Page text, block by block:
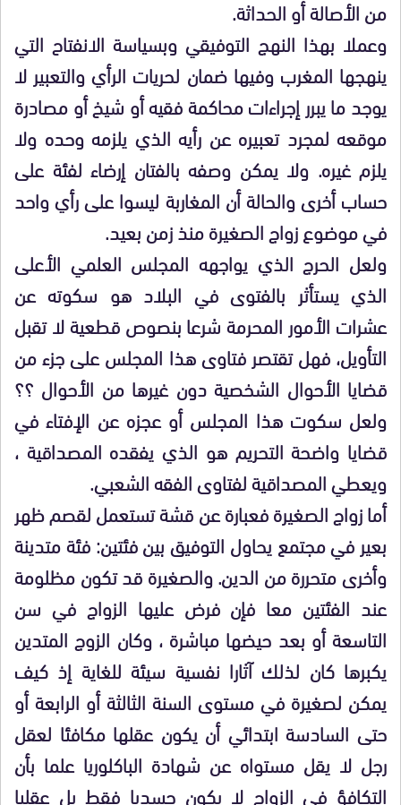
من الأصالة أو الحداثة.
وعملا بهذا النهج التوفيقي وبسياسة الانفتاح التي
ينهجها المغرب وفيها ضمان لحريات الرأي والتعبير لا
يوجد ما يبرر إجراءات محاكمة فقيه أو شيخ أو مصادرة
موقعه لمجرد تعبيره عن رأيه الذي يلزمه وحده ولا
يلزم غيره. ولا يمكن وصفه بالفتان إرضاء لفئة على
حساب أخرى والحالة أن المغاربة ليسوا على رأي واحد
في موضوع زواج الصغيرة منذ زمن بعيد.
ولعل الحرج الذي يواجهه المجلس العلمي الأعلى
الذي يستأثر بالفتوى في البلاد هو سكوته عن
عشرات الأمور المحرمة شرعا بنصوص قطعية لا تقبل
التأويل، فهل تقتصر فتاوى هذا المجلس على جزء من
قضايا الأحوال الشخصية دون غيرها من الأحوال ؟؟
ولعل سكوت هذا المجلس أو عجزه عن الإفتاء في
قضايا واضحة التحريم هو الذي يفقده المصداقية ،
ويعطي المصداقية لفتاوى الفقه الشعبي.
أما زواج الصغيرة فعبارة عن قشة تستعمل لقصم ظهر
بعير في مجتمع يحاول التوفيق بين فئتين: فئة متدينة
وأخرى متحررة من الدين. والصغيرة قد تكون مظلومة
عند الفئتين معا فإن فرض عليها الزواج في سن
التاسعة أو بعد حيضها مباشرة ، وكان الزوج المتدين
يكبرها كان لذلك آثارا نفسية سيئة للغاية إذ كيف
يمكن لصغيرة في مستوى السنة الثالثة أو الرابعة أو
حتى السادسة ابتدائي أن يكون عقلها مكافئا لعقل
رجل لا يقل مستواه عن شهادة الباكلوريا علما بأن
التكافؤ في الزواج لا يكون جسديا فقط بل عقليا